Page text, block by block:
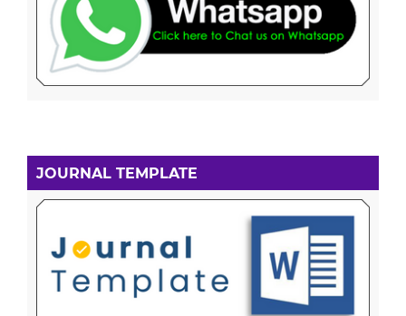
JOURNAL TEMPLATE